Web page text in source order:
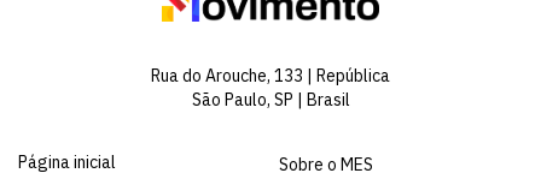
Rua do Arouche, 133 | República
São Paulo, SP | Brasil
Página inicial
Sobre o MES